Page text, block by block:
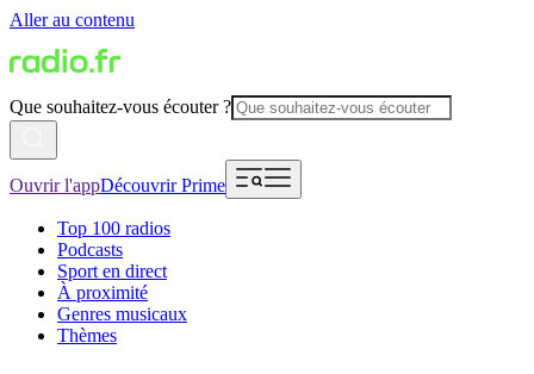
Aller au contenu
Que souhaitez-vous écouter ?
Ouvrir l'appDécouvrir Prime
Top 100 radios
Podcasts
Sport en direct
À proximité
Genres musicaux
Thèmes